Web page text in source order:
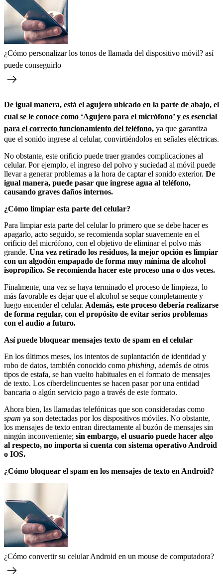
¿Cómo personalizar los tonos de llamada del dispositivo móvil? así
puede conseguirlo
De igual manera, está el agujero ubicado en la parte de abajo, el
cual se le conoce como ‘Agujero para el micrófono’ y es esencial
para el correcto funcionamiento del teléfono, ya que garantiza
que el sonido ingrese al celular, convirtiéndolos en señales eléctricas.
No obstante, este orificio puede traer grandes complicaciones al
celular. Por ejemplo, el ingreso del polvo y suciedad al móvil puede
llevar a generar problemas a la hora de captar el sonido exterior. De
igual manera, puede pasar que ingrese agua al teléfono,
causando graves daños internos.
¿Cómo limpiar esta parte del celular?
Para limpiar esta parte del celular lo primero que se debe hacer es
apagarlo, acto seguido, se recomienda soplar suavemente en el
orificio del micrófono, con el objetivo de eliminar el polvo más
grande. Una vez retirado los residuos, la mejor opción es limpiar
con un algodón empapado de forma muy mínima de alcohol
isopropílico. Se recomienda hacer este proceso una o dos veces.
Finalmente, una vez se haya terminado el proceso de limpieza, lo
más favorable es dejar que el alcohol se seque completamente y
luego encender el celular. Además, este proceso debería realizarse
de forma regular, con el propósito de evitar serios problemas
con el audio a futuro.
Así puede bloquear mensajes texto de spam en el celular
En los últimos meses, los intentos de suplantación de identidad y
robo de datos, también conocido como phishing, además de otros
tipos de estafa, se han vuelto habituales en el formato de mensajes
de texto. Los ciberdelincuentes se hacen pasar por una entidad
bancaria o algún servicio pago a través de este formato.
Ahora bien, las llamadas telefónicas que son consideradas como
spam ya son detectadas por los dispositivos móviles. No obstante,
los mensajes de texto entran directamente al buzón de mensajes sin
ningún inconveniente; sin embargo, el usuario puede hacer algo
al respecto, no importa si cuenta con sistema operativo Android
o IOS.
¿Cómo bloquear el spam en los mensajes de texto en Android?
¿Cómo convertir su celular Android en un mouse de computadora?